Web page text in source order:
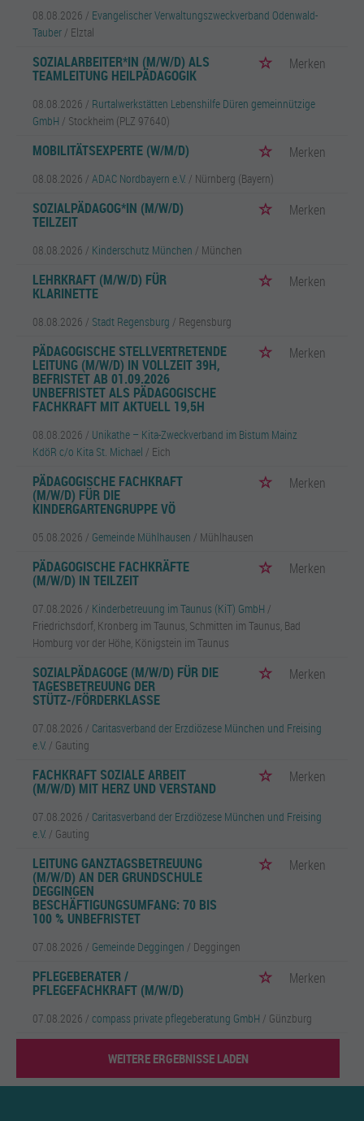
08.08.2026 / Evangelischer Verwaltungszweckverband Odenwald-
Tauber / Elztal
SOZIALARBEITER*IN (M/W/D) ALS
TEAMLEITUNG HEILPÄDAGOGIK
Merken
08.08.2026 / Rurtalwerkstätten Lebenshilfe Düren gemeinnützige
GmbH / Stockheim (PLZ 97640)
MOBILITÄTSEXPERTE (W/M/D) Merken
08.08.2026 / ADAC Nordbayern e.V. / Nürnberg (Bayern)
SOZIALPÄDAGOG*IN (M/W/D)
TEILZEIT
Merken
08.08.2026 / Kinderschutz München / München
LEHRKRAFT (M/W/D) FÜR
KLARINETTE
Merken
08.08.2026 / Stadt Regensburg / Regensburg
PÄDAGOGISCHE STELLVERTRETENDE
LEITUNG (M/W/D) IN VOLLZEIT 39H,
BEFRISTET AB 01.09.2026
UNBEFRISTET ALS PÄDAGOGISCHE
FACHKRAFT MIT AKTUELL 19,5H
Merken
08.08.2026 / Unikathe – Kita-Zweckverband im Bistum Mainz
KdöR c/o Kita St. Michael / Eich
PÄDAGOGISCHE FACHKRAFT
(M/W/D) FÜR DIE
KINDERGARTENGRUPPE VÖ
Merken
05.08.2026 / Gemeinde Mühlhausen / Mühlhausen
PÄDAGOGISCHE FACHKRÄFTE
(M/W/D) IN TEILZEIT
Merken
07.08.2026 / Kinderbetreuung im Taunus (KiT) GmbH /
Friedrichsdorf, Kronberg im Taunus, Schmitten im Taunus, Bad
Homburg vor der Höhe, Königstein im Taunus
SOZIALPÄDAGOGE (M/W/D) FÜR DIE
TAGESBETREUUNG DER
STÜTZ-/FÖRDERKLASSE
Merken
07.08.2026 / Caritasverband der Erzdiözese München und Freising
e.V. / Gauting
FACHKRAFT SOZIALE ARBEIT
(M/W/D) MIT HERZ UND VERSTAND
Merken
07.08.2026 / Caritasverband der Erzdiözese München und Freising
e.V. / Gauting
LEITUNG GANZTAGSBETREUUNG
(M/W/D) AN DER GRUNDSCHULE
DEGGINGEN
BESCHÄFTIGUNGSUMFANG: 70 BIS
100 % UNBEFRISTET
Merken
07.08.2026 / Gemeinde Deggingen / Deggingen
PFLEGEBERATER /
PFLEGEFACHKRAFT (M/W/D)
Merken
07.08.2026 / compass private pflegeberatung GmbH / Günzburg
WEITERE ERGEBNISSE LADEN